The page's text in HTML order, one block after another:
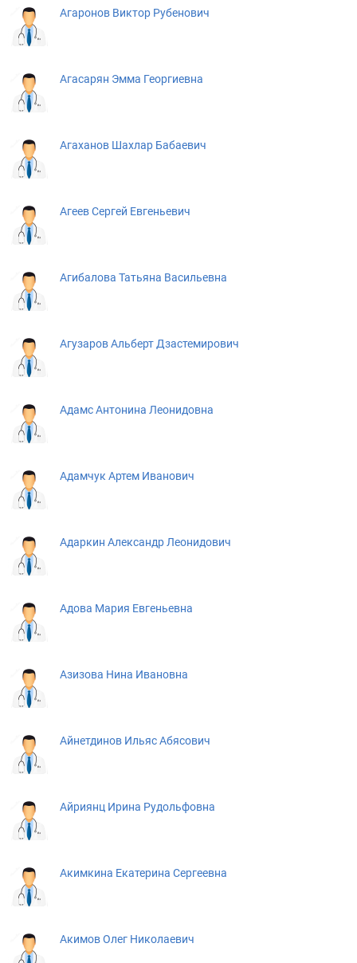
Агаронов Виктор Рубенович
Агасарян Эмма Георгиевна
Агаханов Шахлар Бабаевич
Агеев Сергей Евгеньевич
Агибалова Татьяна Васильевна
Агузаров Альберт Дзастемирович
Адамс Антонина Леонидовна
Адамчук Артем Иванович
Адаркин Александр Леонидович
Адова Мария Евгеньевна
Азизова Нина Ивановна
Айнетдинов Ильяс Абясович
Айриянц Ирина Рудольфовна
Акимкина Екатерина Сергеевна
Акимов Олег Николаевич